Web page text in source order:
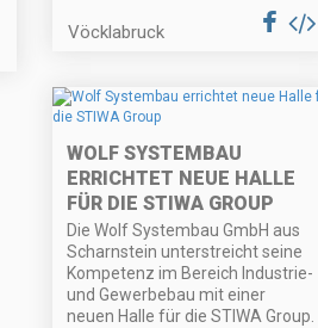
Vöcklabruck
WOLF SYSTEMBAU
ERRICHTET NEUE HALLE
FÜR DIE STIWA GROUP
Die Wolf Systembau GmbH aus
Scharnstein unterstreicht seine
Kompetenz im Bereich Industrie-
und Gewerbebau mit einer
neuen Halle für die STIWA Group.